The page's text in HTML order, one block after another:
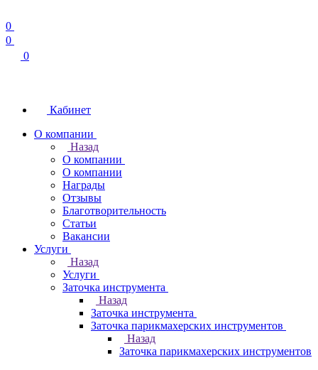
0
0
0
Кабинет
О компании
Назад
О компании
О компании
Награды
Отзывы
Благотворительность
Статьи
Вакансии
Услуги
Назад
Услуги
Заточка инструмента
Назад
Заточка инструмента
Заточка парикмахерских инструментов
Назад
Заточка парикмахерских инструментов